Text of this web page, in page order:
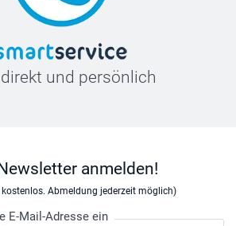
und persönlich
anmelden!
Abmeldung jederzeit möglich)
E-Mail-Adresse ein